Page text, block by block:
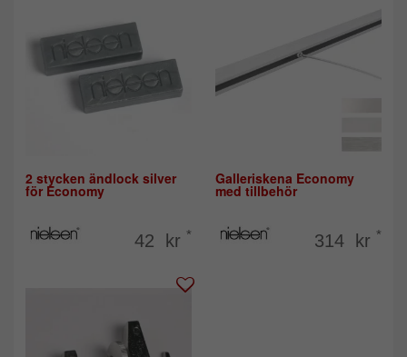
2 stycken ändlock silver
för Economy
42 kr *
Galleriskena Economy
med tillbehör
314 kr *